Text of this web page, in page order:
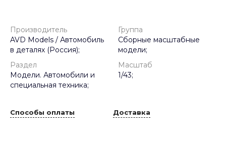
Производитель
AVD Models / Автомобиль
в деталях (Россия);
Группа
Сборные масштабные
модели;
Раздел
Модели. Автомобили и
специальная техника;
Масштаб
1/43;
Способы оплаты Доставка